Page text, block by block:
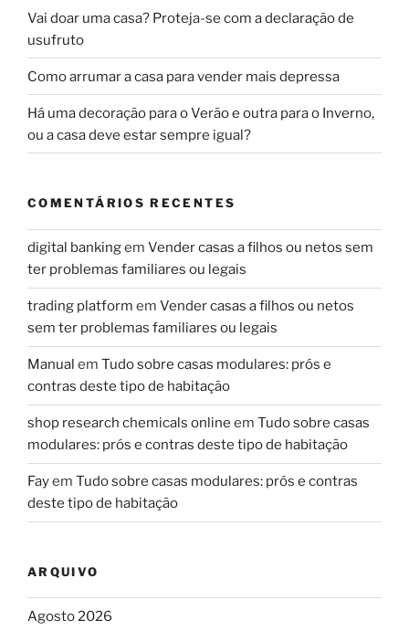
Vai doar uma casa? Proteja-se com a declaração de
usufruto
Como arrumar a casa para vender mais depressa
Há uma decoração para o Verão e outra para o Inverno,
ou a casa deve estar sempre igual?
COMENTÁRIOS RECENTES
digital bankingem Vender casas a filhos ou netos sem
ter problemas familiares ou legais
trading platform em Vender casas a filhos ou netos
sem ter problemas familiares ou legais
Manual em Tudo sobre casas modulares: prós e
contras deste tipo de habitação
shop research chemicals online em Tudo sobre casas
modulares: prós e contras deste tipo de habitação
Fayem Tudo sobre casas modulares: prós e contras
deste tipo de habitação
ARQUIVO
Agosto 2026